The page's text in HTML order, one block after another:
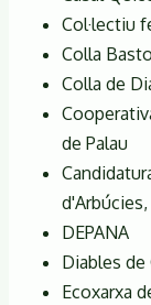
Col·lectiu
Colla
Colla de
de Palau
DEPANA
Diables de
Ecoxarxa